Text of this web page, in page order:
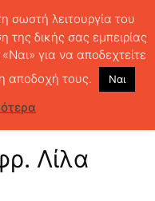
ντε Μωπασάν: Η Δεσποινίς
Η
Λίλα
σωστή λειτουργία του
της δικής σας εμπειρίας
για να αποδεχτείτε
αποδοχή τους.
Ναι